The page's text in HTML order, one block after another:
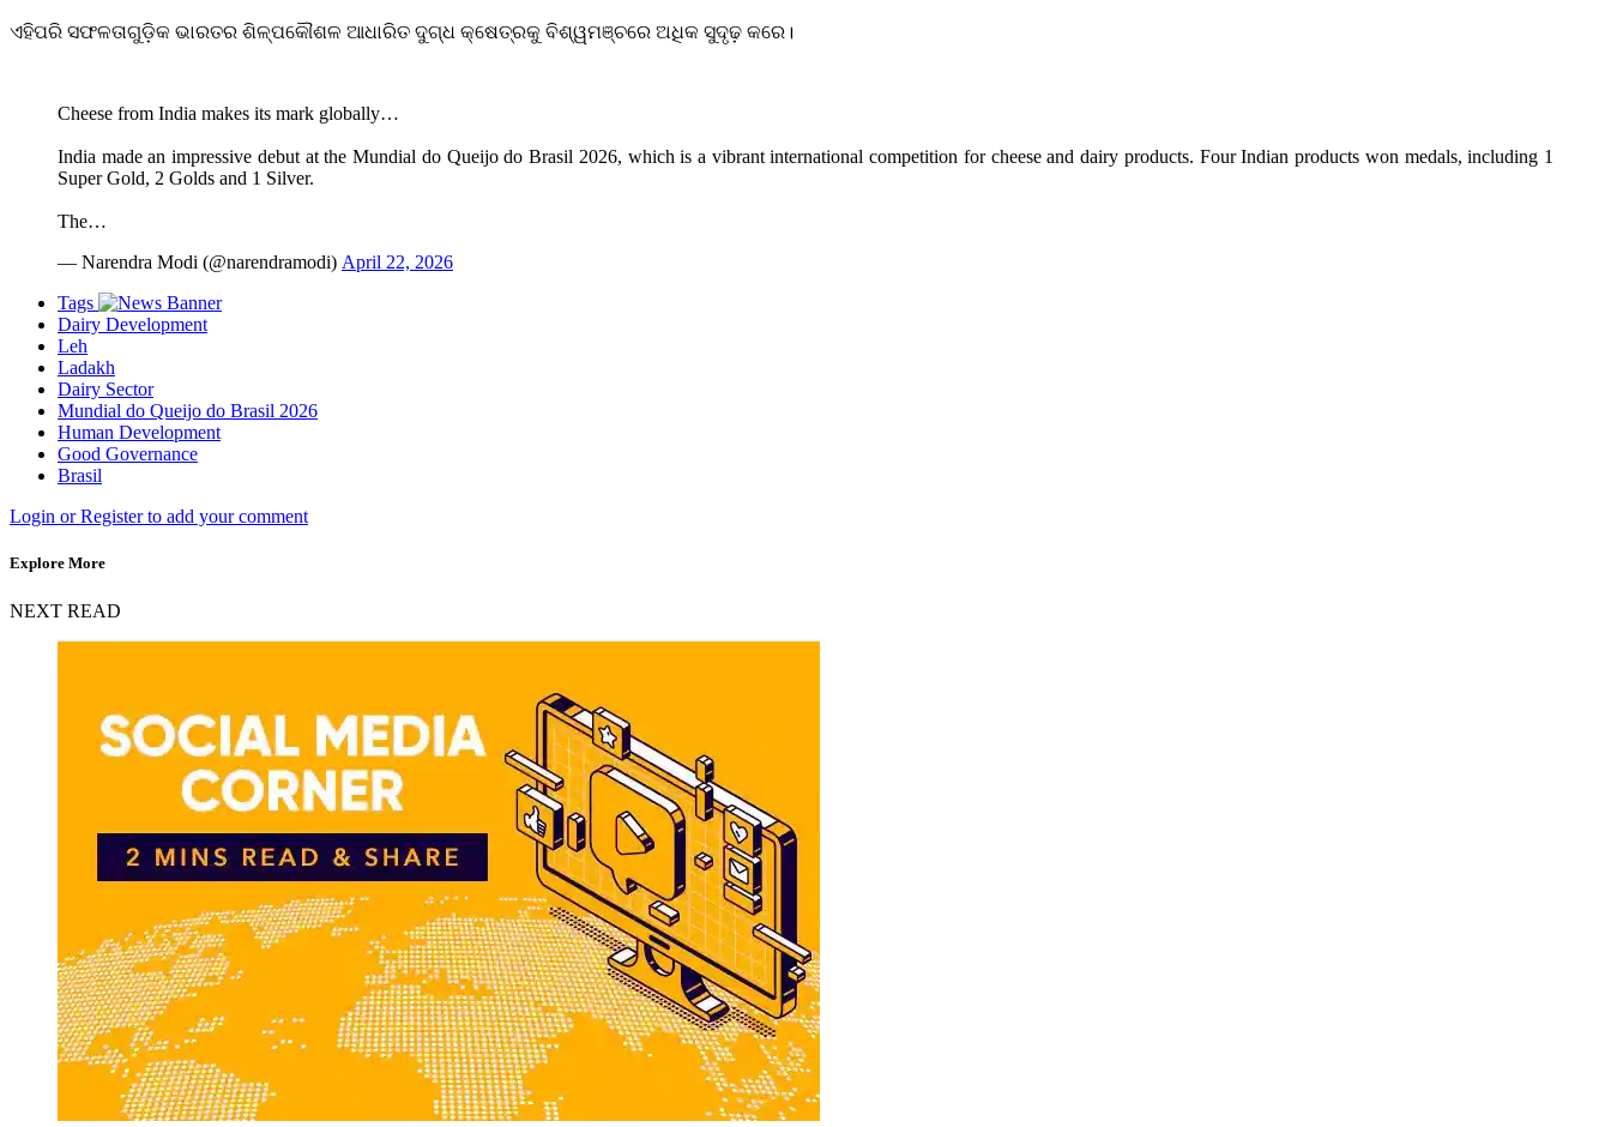
ଏହିପରି ସଫଳତାଗୁଡ଼ିକ ଭାରତର ଶିଳ୍ପକୌଶଳ ଆଧାରିତ ଦୁଗ୍ଧ କ୍ଷେତ୍ରକୁ ବିଶ୍ୱମଞ୍ଚରେ ଅଧିକ ସୁଦୃଢ଼ କରେ।
Cheese from India makes its mark globally…
India made an impressive debut at the Mundial do Queijo do Brasil 2026, which is a vibrant international competition for cheese and dairy products. Four Indian products won medals, including 1
Super Gold, 2 Golds and 1 Silver.
The…
— Narendra Modi (@narendramodi) April 22, 2026
Tags
Dairy Development
Leh
Ladakh
Dairy Sector
Mundial do Queijo do Brasil 2026
Human Development
Good Governance
Brasil
Login or Register to add your comment
Explore More
NEXT READ